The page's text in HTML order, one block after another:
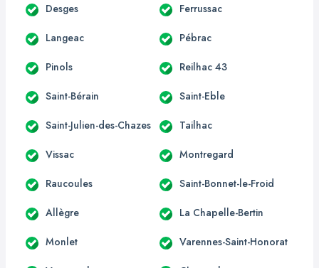
Desges Ferrussac
Langeac Pébrac
Pinols Reilhac 43
Saint-Bérain Saint-Eble
Saint-Julien-des-Chazes Tailhac
Vissac Montregard
Raucoules Saint-Bonnet-le-Froid
Allègre La Chapelle-Bertin
Monlet Varennes-Saint-Honorat